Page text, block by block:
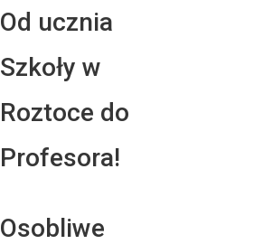
Od ucznia
Szkoły w
Roztoce do
Profesora!
Osobliwe